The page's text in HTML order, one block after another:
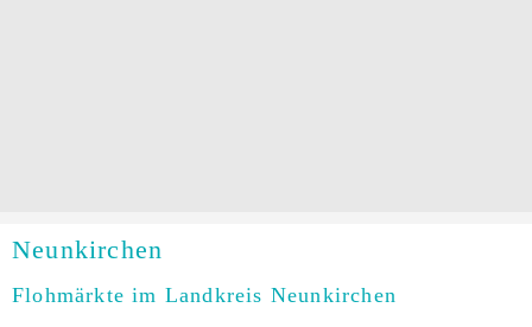
Neunkirchen
Flohmärkte im Landkreis Neunkirchen